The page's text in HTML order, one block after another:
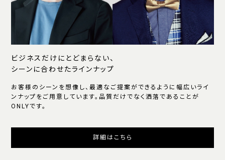
ビジネスだけにとどまらない、
シーンに合わせたラインナップ
お客様のシーンを想像し、最適なご提案ができるように幅広いライ
ンナップをご用意しています。品質だけでなく洒落であることが
ONLYです。
詳細はこちら